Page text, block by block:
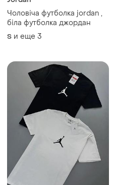
Чоловіча футболка jordan ,
біла футболка джордан
S и еще 3